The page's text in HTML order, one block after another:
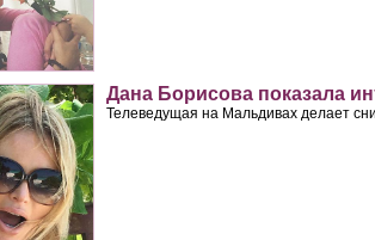
Дана Борисова показала
Телеведущая на Мальдивах делает